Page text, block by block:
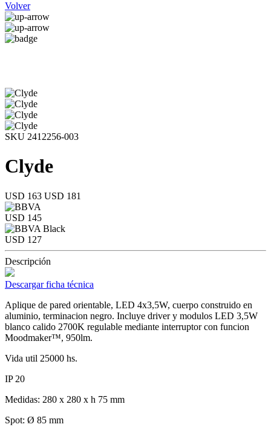
Volver
SKU 2412256-003
Clyde
USD 163 USD 181
USD 145
USD 127
Descripción
Descargar ficha técnica
Aplique de pared orientable, LED 4x3,5W, cuerpo construido en
aluminio, terminacion negro. Incluye driver y modulos LED 3,5W
blanco calido 2700K regulable mediante interruptor con funcion
Moodmaker™, 950lm.
Vida util 25000 hs.
IP 20
Medidas: 280 x 280 x h 75 mm
Spot: Ø 85 mm